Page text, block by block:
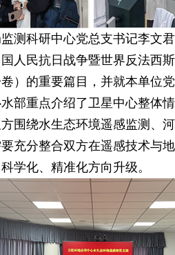
科研中心党总支书记李文
人民抗日战争暨世界反法西
）的重要篇目，并就本单位
部重点介绍了卫星中心整体
围绕水生态环境遥感监测、
充分整合双方在遥感技术与
学化、精准化方向升级。